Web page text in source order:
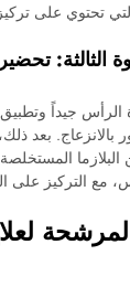
الثالثة:
الرأس جيداً
بالانزعاج. بعد
البلازما